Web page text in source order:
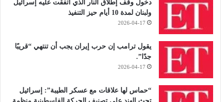
دخول وقف إطلاق النار الذي اتفقت عليه إسرائيل
ولبنان لمدة 10 أيام حيز التنفيذ
2026-04-17
يقول ترامب إن حرب إيران يجب أن تنتهي “قريبًا
جدًا”.
2026-04-17
“حماس لها علاقات مع عسكر الطيبة”: إسرائيل